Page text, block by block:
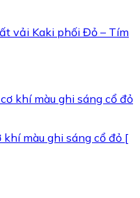
vải Kaki phối Đỏ – Tím
màu ghi sáng cổ đỏ [